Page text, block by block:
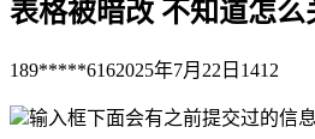
表格被暗改 不知道怎
189*****6162025年7月22日 1412
输入框下面会有之前提交过的信